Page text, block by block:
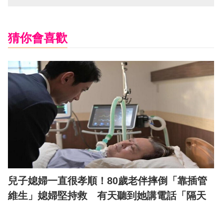
猜你會喜歡
兒子媳婦一直很孝順！80歲老伴摔倒「靠插管
維生」媳婦堅持救 有天聽到她講電話「隔天